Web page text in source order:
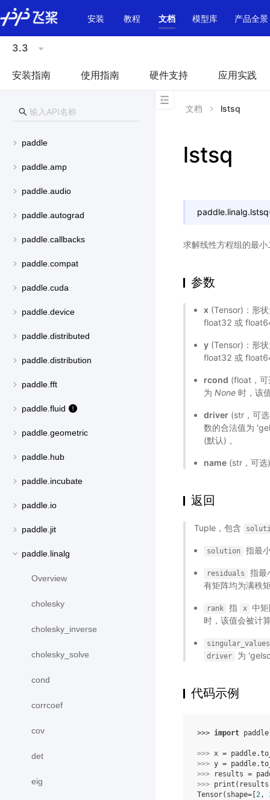
\u200E
安装
教程 文档 模型库 产品全景
3.3
安装指南 使用指南 硬件支持 应用实践
paddle
paddle.amp
paddle.audio
paddle.autograd
paddle.callbacks
paddle.compat
paddle.cuda
paddle.device
paddle.distributed
paddle.distribution
paddle.fft
paddle.fluid
paddle.geometric
paddle.hub
paddle.incubate
paddle.io
paddle.jit
paddle.linalg
Overview
cholesky
cholesky_inverse
cholesky_solve
cond
corrcoef
cov
det
eig
文档 lstsq
lstsq
paddle.linalg.lstsq
求解线性方程组的最
参数
x (Tensor)：形
float32 或
y (Tensor)：形
float32 或
rcond (float，
为None 时，该
driver (str，可
数的合法值为
(默认) 。
name (str，可
返回
Tuple，包含
solution 指最
residuals
指最
有矩阵均为满秩
rank 指 x
中
时，该值会被计
singular_values
driver
为
代码示例
>>> import paddle
>>> x = paddle.
>>> y = paddle.
>>>
results =
>>> print ( results
Tensor(shape=[ 2,